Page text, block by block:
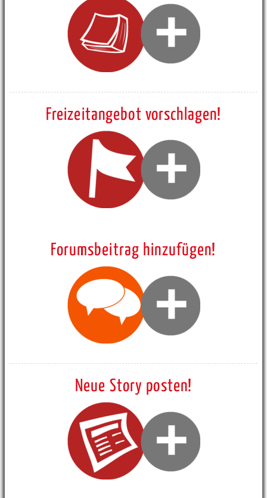
Freizeitangebot vorschlagen!
Forumsbeitrag hinzufügen!
Neue Story posten!